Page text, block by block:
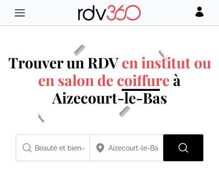
Trouver un RDVen institut ou
en salon de coiffure à
Aizecourt-le-Bas